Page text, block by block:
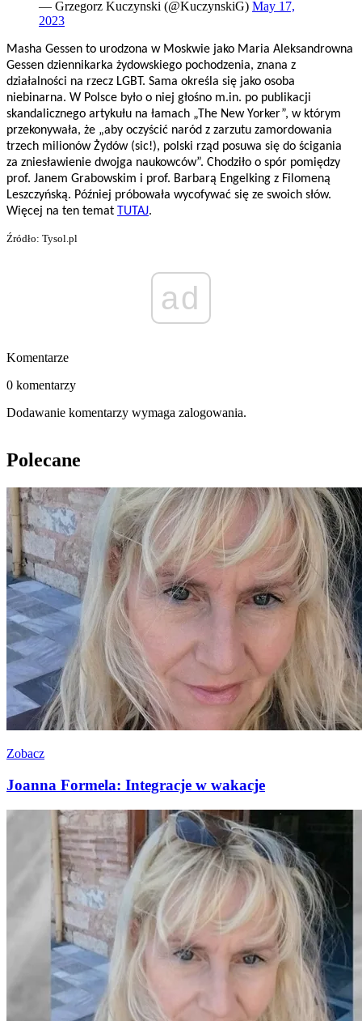
— Grzegorz Kuczynski (@KuczynskiG) May 17,
2023
Masha Gessen to urodzona w Moskwie jako Maria Aleksandrowna
Gessen dziennikarka żydowskiego pochodzenia, znana z
działalności na rzecz LGBT. Sama określa się jako osoba
niebinarna. W Polsce było o niej głośno m.in. po publikacji
skandalicznego artykułu na łamach „The New Yorker”, w którym
przekonywała, że „aby oczyścić naród z zarzutu zamordowania
trzech milionów Żydów (sic!), polski rząd posuwa się do ścigania
za zniesławienie dwojga naukowców”. Chodziło o spór pomiędzy
prof. Janem Grabowskim i prof. Barbarą Engelking z Filomeną
Leszczyńską. Później próbowała wycofywać się ze swoich słów.
Więcej na ten temat TUTAJ.
Źródło: Tysol.pl
ad
Komentarze
0 komentarzy
Dodawanie komentarzy wymaga zalogowania.
Polecane
Zobacz
Joanna Formela: Integracje w wakacje